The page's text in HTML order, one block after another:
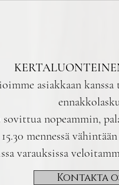
asiakkaan
nopeammin,
mennessä
varauksissa
Kontakta